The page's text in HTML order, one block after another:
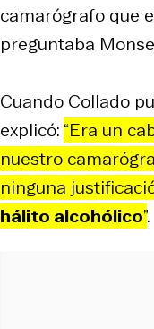
camarógrafo que
preguntaba
Cuando Collado
explicó: “Era un
nuestro
ninguna
hálito alcohólico”.